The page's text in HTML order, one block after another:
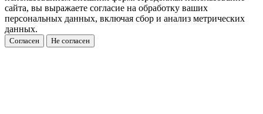
сайта, вы выражаете согласие на обработку ваших
персональных данных, включая сбор и анализ метрических
данных.
Согласен Не согласен